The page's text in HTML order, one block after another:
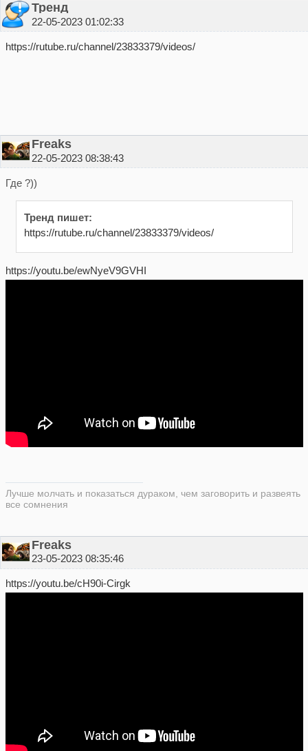
Тренд
22-05-2023 01:02:33
https://rutube.ru/channel/23833379/videos/
Freaks
22-05-2023 08:38:43
Где ?))
Тренд пишет:
https://rutube.ru/channel/23833379/videos/
https://youtu.be/ewNyeV9GVHI
Лучше молчать и показаться дураком, чем заговорить и развеять
все сомнения
Freaks
23-05-2023 08:35:46
https://youtu.be/cH90i-Cirgk